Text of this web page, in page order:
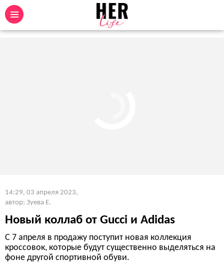
14:29, 03 апреля 2023,
автор: Зуева Е.
Новый коллаб от Gucci и Adidas
С 7 апреля в продажу поступит новая коллекция
кроссовок, которые будут существенно выделяться на
фоне другой спортивной обуви.